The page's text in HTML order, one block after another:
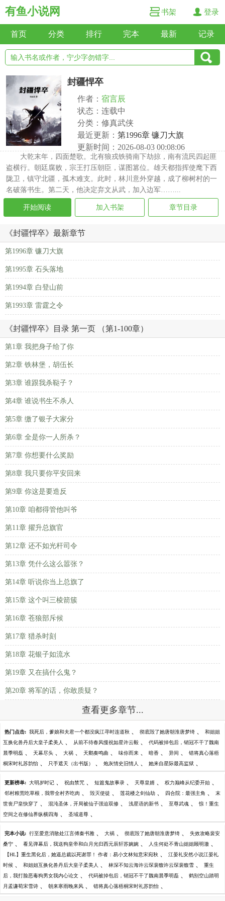
有鱼小说网 书架 登录
首页 分类 排行 完本 最新 记录
封疆悍卒
作者： 宿言辰
状态：连载中
分类：修真武侠
最近更新： 第1996章 镰刀大旗
更新时间：2026-08-03 00:08:06
大乾末年，四面楚歌。北有狼戎铁骑南下劫掠，南有流民四起匪
盗横行。朝廷腐败，宗王打压朝臣，谋图篡位。雄天都指挥使麾下西
陇卫，镇守北疆，孤木难支。此时，林川意外穿越，成了柳树村的一
名破落书生。第二天，他决定弃文从武，加入边军……...
开始阅读 加入书架 章节目录
《封疆悍卒》最新章节
第1996章 镰刀大旗
第1995章 石头落地
第1994章 白登山前
第1993章 雷霆之令
《封疆悍卒》目录 第一页 （第1-100章）
第1章 我把身子给了你
第2章 铁林堡，胡伍长
第3章 谁跟我杀鞑子？
第4章 谁说书生不杀人
第5章 缴了银子大家分
第6章 全是你一人所杀？
第7章 你想要什么奖励
第8章 我只要你平安回来
第9章 你这是要造反
第10章 咱都得管他叫爷
第11章 擢升总旗官
第12章 还不如光杆司令
第13章 凭什么这么嚣张？
第14章 听说你当上总旗了
第15章 这个叫三棱箭簇
第16章 苍狼部斥候
第17章 猎杀时刻
第18章 花银子如流水
第19章 又在搞什么鬼？
第20章 将军的话，你敢质疑？
查看更多章节...
热门点击: 我死后，爹娘和夫君一个都没疯江寻时连道秋 、 彻底毁了她唐朝淮唐梦绮 、 和姐姐
互换化兽丹后大皇子柔美人 、 从前不待春风慢祝如星许云毅 、 代码被掉包后，销冠不干了魏南
晨季明磊 、 天幕尽头 、 大祸 、 天鹅奏鸣曲 、 味你而来 、 暗香 、 异间 、 错将真心落梧
桐宋时礼苏韵怡 、 只手遮天（出书版） 、 炮灰情史旧情人 、 她来自星际最高监狱 、
更新榜单: 大明岁时记 、 祝由禁咒 、 短篇鬼故事录 、 天尊皇婿 、 权力巅峰从纪委开始 、
邻村粮荒吃草根，我带全村齐吃肉 、 毁灭使徒 、 莲花楼之剑仙劫 、 四合院：最强主角 、 末
世丧尸皇快穿了 、 混沌圣体，开局被仙子强迫双修 、 浅星语的新书 、 至尊武魂 、 惊！重生
空间之在修仙界纵横四海 、 圣域道尊 、
完本小说: 行至爱意消散处江言傅秦书雅 、 大祸 、 彻底毁了她唐朝淮唐梦绮 、 失效攻略裴安
桑宁 、 看见弹幕后，我送狗皇帝和白月光归西元辰轩苏婉婉 、 人生何处不青山姐姐顾明澈 、
【HL】重生黑化后，她逼总裁以死谢罪！ 作者：易小文林知意宋宛秋 、 江晏礼安然小说江晏礼
时候 、 和姐姐互换化兽丹后大皇子柔美人 、 林深不知云海许云琛裴馥许云琛裴馥雪 、 重生
后，我打脸恶毒狗男女我内心论文 、 代码被掉包后，销冠不干了魏南晨季明磊 、 鹤别空山踏明
月孟谦荀宋雪诗 、 朝来寒雨晚来风 、 错将真心落梧桐宋时礼苏韵怡 、